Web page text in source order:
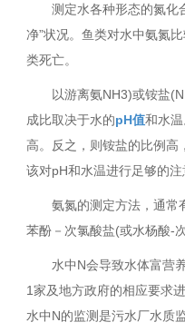
测定水各种形态的氮化
净”状况。鱼类对水中氨氮
类死亡。
以游离氨NH3)或铵盐
成比取决于水的pH值和水
高。反之，则铵盐的比例高
该对pH和水温进行足够的注
氨氮的测定方法，通常
苯酚－次氯酸盐(或水杨酸-
水中N会导致水体富营
1家及地方政府的相应要求
水中N的监测是污水厂水质